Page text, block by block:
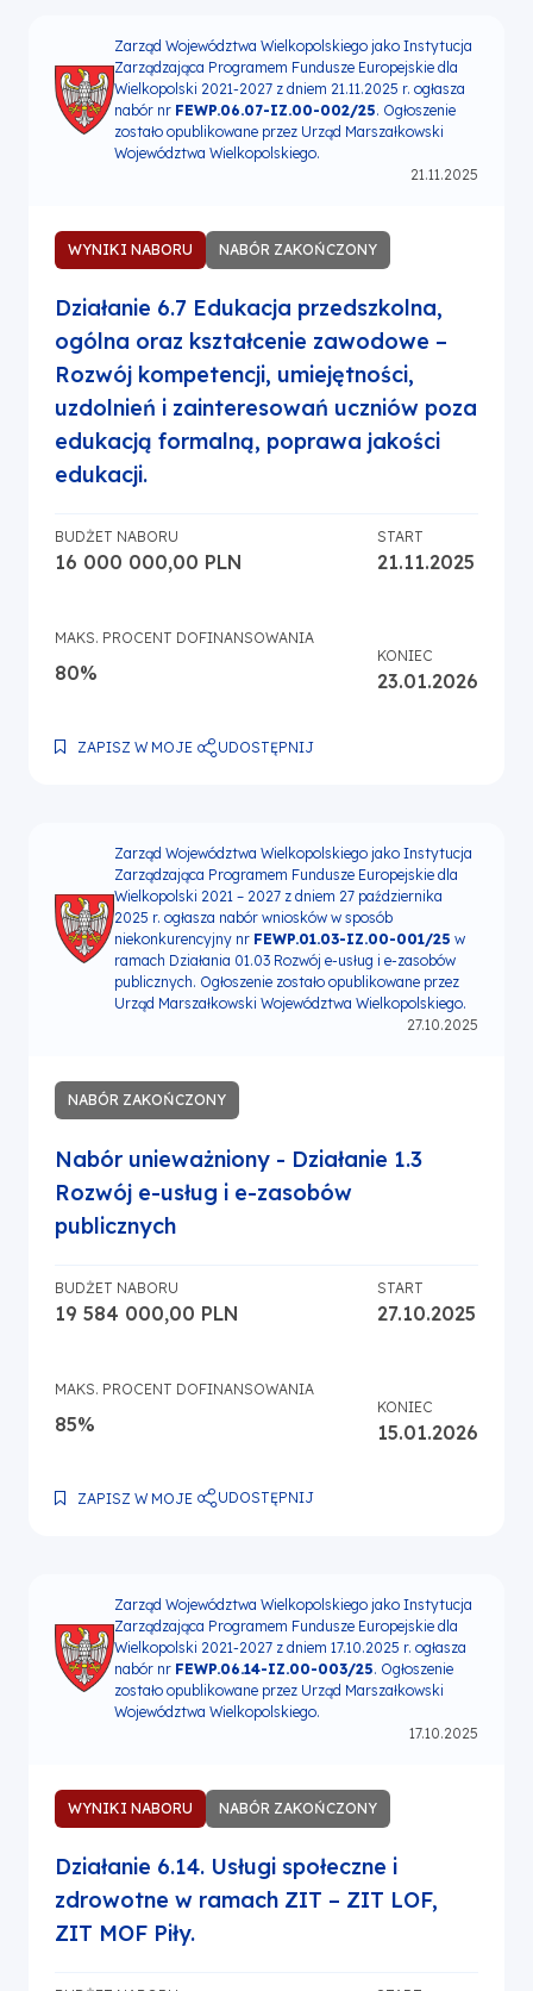
Zarząd Województwa Wielkopolskiego jako Instytucja
Zarządzająca Programem Fundusze Europejskie dla
Wielkopolski 2021-2027 z dniem 21.11.2025 r. ogłasza
nabór nr FEWP.06.07-IZ.00-002/25. Ogłoszenie
zostało opublikowane przez Urząd Marszałkowski
Województwa Wielkopolskiego.
21.11.2025
WYNIKI NABORU NABÓR ZAKOŃCZONY
Działanie 6.7 Edukacja przedszkolna,
ogólna oraz kształcenie zawodowe –
Rozwój kompetencji, umiejętności,
uzdolnień i zainteresowań uczniów poza
edukacją formalną, poprawa jakości
edukacji.
BUDŻET NABORU
16 000 000,00 PLN
MAKS. PROCENT DOFINANSOWANIA
80%
START
21.11.2025
KONIEC
23.01.2026
ZAPISZ W MOJE UDOSTĘPNIJ
Zarząd Województwa Wielkopolskiego jako Instytucja
Zarządzająca Programem Fundusze Europejskie dla
Wielkopolski 2021 – 2027 z dniem 27 października
2025 r. ogłasza nabór wniosków w sposób
niekonkurencyjny nr FEWP.01.03-IZ.00-001/25 w
ramach Działania 01.03 Rozwój e-usług i e-zasobów
publicznych. Ogłoszenie zostało opublikowane przez
Urząd Marszałkowski Województwa Wielkopolskiego.
27.10.2025
NABÓR ZAKOŃCZONY
Nabór unieważniony - Działanie 1.3
Rozwój e-usług i e-zasobów
publicznych
BUDŻET NABORU
19 584 000,00 PLN
MAKS. PROCENT DOFINANSOWANIA
85%
START
27.10.2025
KONIEC
15.01.2026
ZAPISZ W MOJE UDOSTĘPNIJ
Zarząd Województwa Wielkopolskiego jako Instytucja
Zarządzająca Programem Fundusze Europejskie dla
Wielkopolski 2021-2027 z dniem 17.10.2025 r. ogłasza
nabór nr FEWP.06.14-IZ.00-003/25. Ogłoszenie
zostało opublikowane przez Urząd Marszałkowski
Województwa Wielkopolskiego.
17.10.2025
WYNIKI NABORU NABÓR ZAKOŃCZONY
Działanie 6.14. Usługi społeczne i
zdrowotne w ramach ZIT – ZIT LOF,
ZIT MOF Piły.